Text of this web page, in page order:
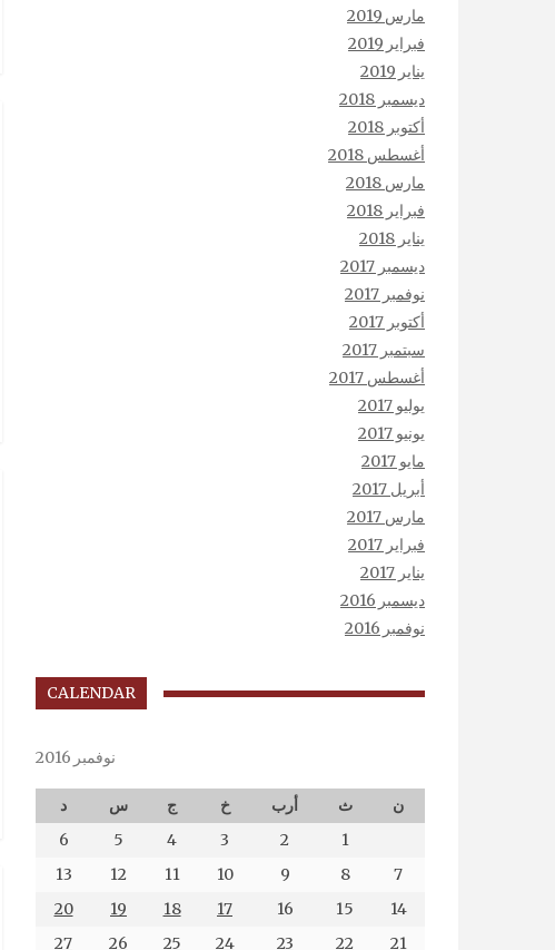
مارس 2019
فبراير 2019
يناير 2019
ديسمبر 2018
أكتوبر 2018
أغسطس 2018
مارس 2018
فبراير 2018
يناير 2018
ديسمبر 2017
نوفمبر 2017
أكتوبر 2017
سبتمبر 2017
أغسطس 2017
يوليو 2017
يونيو 2017
مايو 2017
أبريل 2017
مارس 2017
فبراير 2017
يناير 2017
ديسمبر 2016
نوفمبر 2016
CALENDAR
نوفمبر 2016
ن ث أرب خ ج س
د
1
2
3
4
5
6
7
8
9
10
11
12
13
14
15
16
17
18
19
20
21
22
23
24
25
26
27